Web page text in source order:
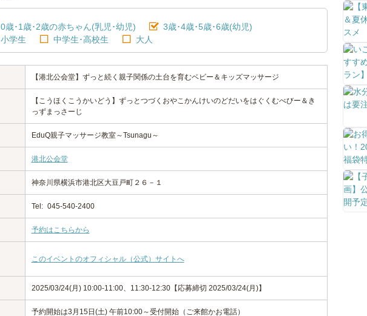
0歳･1歳･2歳の赤ちゃん(乳児･幼児)
3歳･4歳･5歳･6歳(幼児)
小学生
中学生･高校生 大人
【港北公会堂】ずっと続く親子関係の土台を育むベビー＆キッズマッサージ
【こうほくこうかいどう】ずっとつづくおやこかんけいのどだいをはぐくむべびー＆き
っずまっさーじ
EduQ親子マッサージ教室～Tsunagu～
港北公会堂
神奈川県横浜市港北区大豆戸町２６－１
Tel: 045-540-2400
予約はこちらから
このイベントのオフィシャル（公式）サイトへ
2025/03/24(月) 10:00-11:00、11:30-12:30【応募締切 2025/03/24(月)】
予約開始は3月15日(土) 午前10:00～受付開始（ご来館かお電話）